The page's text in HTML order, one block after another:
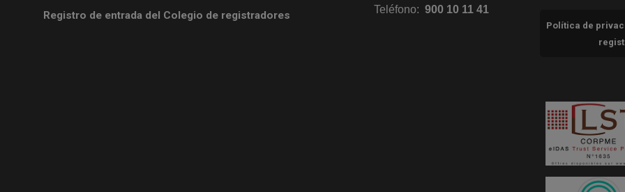
Registro de entrada del Colegio de registradores
Teléfono:900 10 11 41
Política de